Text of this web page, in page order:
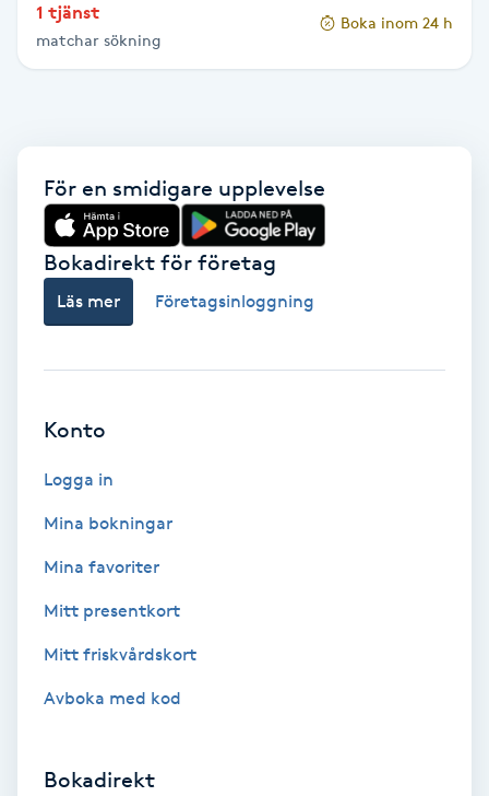
Color correction
Damklippning
Dermapen
Diamantslipning
Eyeliner-tatuering
Face framing
Fet hårbotten
1 tjänst
matchar sökning
Boka inom 24 h
För en smidigare upplevelse
Bokadirekt för företag
Läs mer Företagsinloggning
Konto
Logga in
Mina bokningar
Mina favoriter
Mitt presentkort
Mitt friskvårdskort
Avboka med kod
Bokadirekt